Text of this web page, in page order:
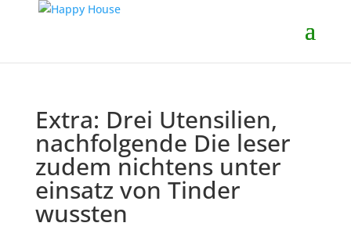
Extra: Drei Utensilien,
nachfolgende Die leser
zudem nichtens unter
einsatz von Tinder
wussten